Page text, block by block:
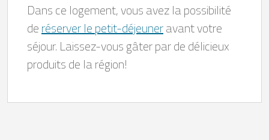
Dans ce logement, vous avez la possibilité
deréserver le petit-déjeuneravant votre
séjour. Laissez-vous gâter par de délicieux
produits de la région!